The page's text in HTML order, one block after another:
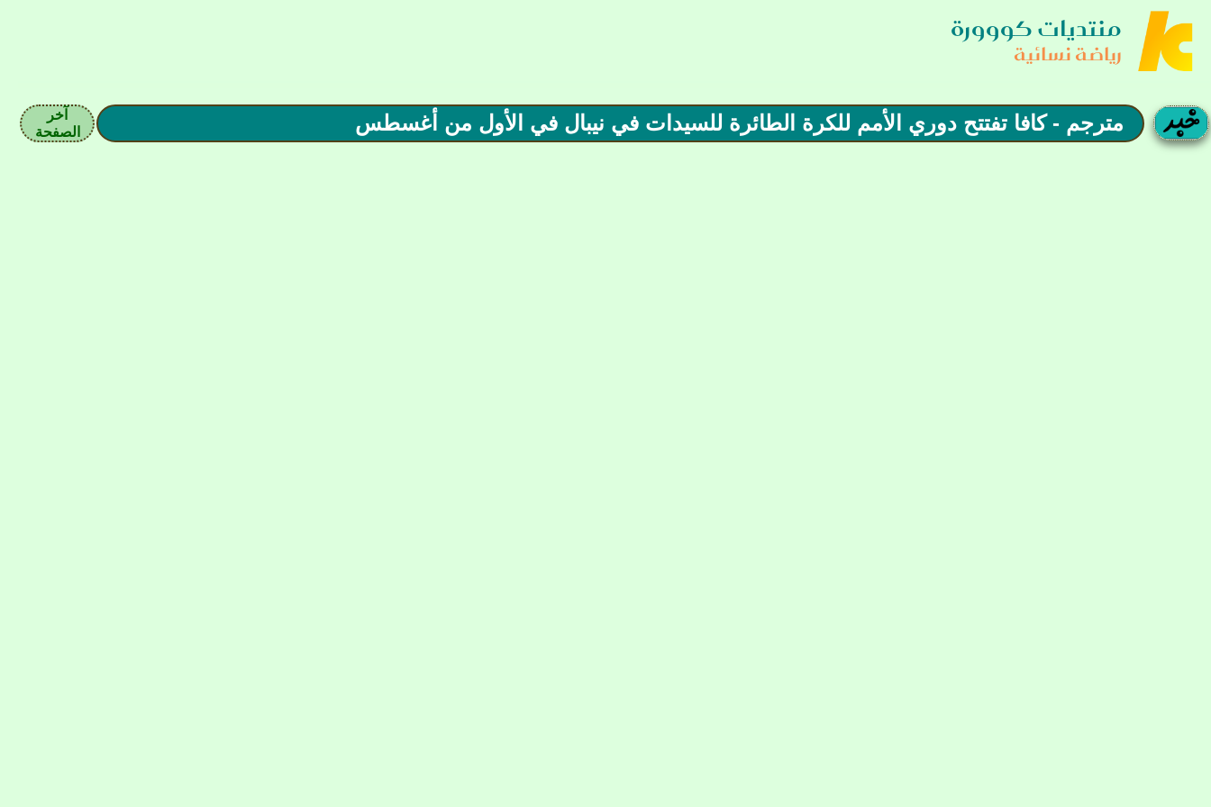
منتديات كووورة
رياضة نسائية
مترجم - كافا تفتتح دوري الأمم للكرة الطائرة للسيدات في نيبال في الأول من أغسطس
آخر
الصفحة